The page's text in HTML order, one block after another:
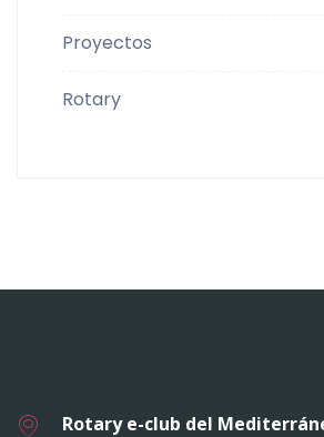
Proyectos
Rotary
Rotary e-club del